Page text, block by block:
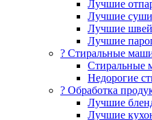
Лучшие
Лучшие
Лучшие
Лучшие
? Стиральные
Стиральные
Недорогие
? Обработка
Лучшие
Лучшие